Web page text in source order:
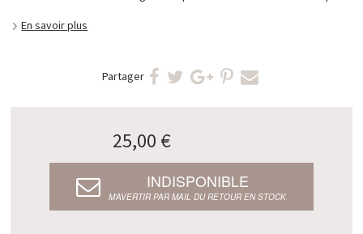
En savoir plus
Partager
25,00 €
INDISPONIBLE
M’AVERTIR PAR MAIL DU RETOUR EN STOCK